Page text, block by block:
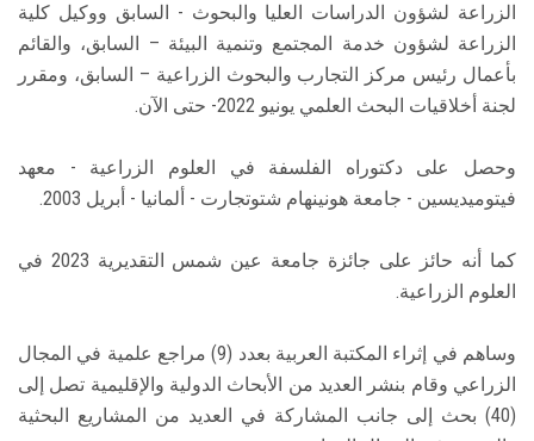
الزراعة لشؤون الدراسات العليا والبحوث - السابق ووكيل كلية
الزراعة لشؤون خدمة المجتمع وتنمية البيئة – السابق، والقائم
بأعمال رئيس مركز التجارب والبحوث الزراعية – السابق، ومقرر
لجنة أخلاقيات البحث العلمي يونيو 2022- حتى الآن.
وحصل على دكتوراه الفلسفة في العلوم الزراعية - معهد
فيتوميديسين - جامعة هونينهام شتوتجارت - ألمانيا - أبريل 2003.
كما أنه حائز على جائزة جامعة عين شمس التقديرية 2023 في
العلوم الزراعية.
وساهم في إثراء المكتبة العربية بعدد (9) مراجع علمية في المجال
الزراعي وقام بنشر العديد من الأبحاث الدولية والإقليمية تصل إلى
(40) بحث إلى جانب المشاركة في العديد من المشاريع البحثية